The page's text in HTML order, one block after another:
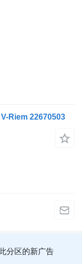
Riem 22670503
分区的新广告